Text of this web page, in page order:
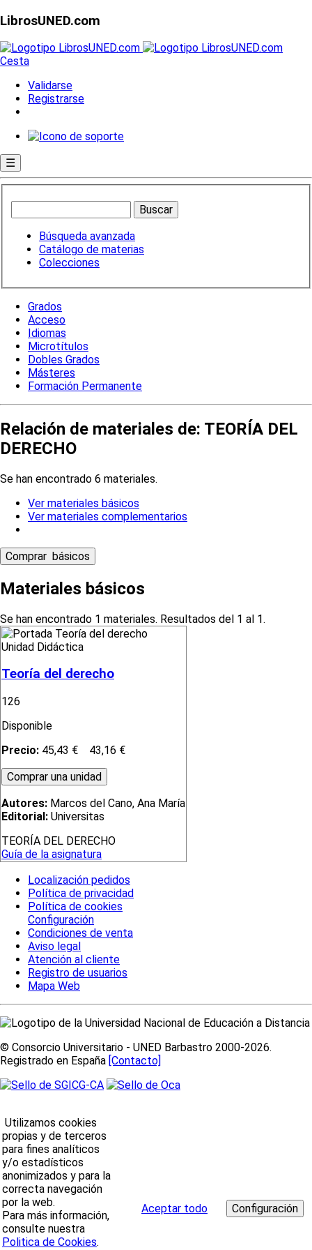
LibrosUNED.com
Cesta
Validarse
Registrarse
☰
Búsqueda avanzada
Catálogo de materias
Colecciones
Grados
Acceso
Idiomas
Microtítulos
Dobles Grados
Másteres
Formación Permanente
Relación de materiales de: TEORÍA DEL
DERECHO
Se han encontrado 6 materiales.
Ver materiales básicos
Ver materiales complementarios
Materiales básicos
Se han encontrado 1 materiales. Resultados del 1 al 1.
Unidad Didáctica
Teoría del derecho
126
Disponible
Precio: 45,43 € 43,16 €
Autores: Marcos del Cano, Ana María
Editorial: Universitas
TEORÍA DEL DERECHO
Guía de la asignatura
Localización pedidos
Política de privacidad
Política de cookies
Configuración
Condiciones de venta
Aviso legal
Atención al cliente
Registro de usuarios
Mapa Web
© Consorcio Universitario - UNED Barbastro 2000-2026.
Registrado en España [Contacto]
Utilizamos cookies
propias y de terceros
para fines analíticos
y/o estadísticos
anonimizados y para la
correcta navegación
por la web.
Para más información,
consulte nuestra
Politica de Cookies.
Aceptar todo